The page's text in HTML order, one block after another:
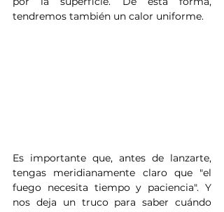
tendremos también un calor uniforme.
Es importante que, antes de lanzarte,
tengas meridianamente claro que "el
fuego necesita tiempo y paciencia". Y
nos deja un truco para saber cuándo